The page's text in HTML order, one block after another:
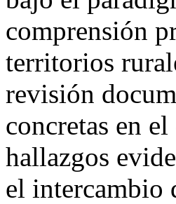
comprensión
territorios
revisión
concretas en
hallazgos
el intercambio